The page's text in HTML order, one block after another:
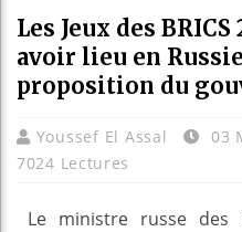
Les Jeux des
avoir lieu en
proposition du
Youssef El Assal 03
7024 Lectures
Le ministre russe des